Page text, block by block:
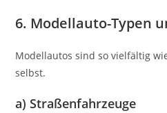
6. Modellauto-Typen
Modellautos sind so vielfältig
selbst.
a) Straßenfahrzeuge